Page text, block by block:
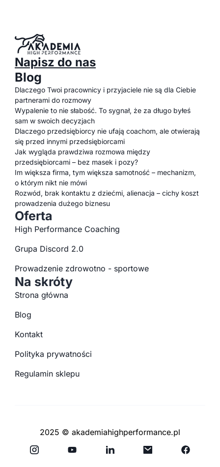
Napisz do nas
Blog
Dlaczego Twoi pracownicy i przyjaciele nie są dla Ciebie
partnerami do rozmowy
Wypalenie to nie słabość. To sygnał, że za długo byłeś
sam w swoich decyzjach
Dlaczego przedsiębiorcy nie ufają coachom, ale otwierają
się przed innymi przedsiębiorcami
Jak wygląda prawdziwa rozmowa między
przedsiębiorcami – bez masek i pozy?
Im większa firma, tym większa samotność – mechanizm,
o którym nikt nie mówi
Rozwód, brak kontaktu z dziećmi, alienacja – cichy koszt
prowadzenia dużego biznesu
Oferta
High Performance Coaching
Grupa Discord 2.0
Prowadzenie zdrowotno - sportowe
Na skróty
Strona główna
Blog
Kontakt
Polityka prywatności
Regulamin sklepu
2025 © akademiahighperformance.pl
o
a